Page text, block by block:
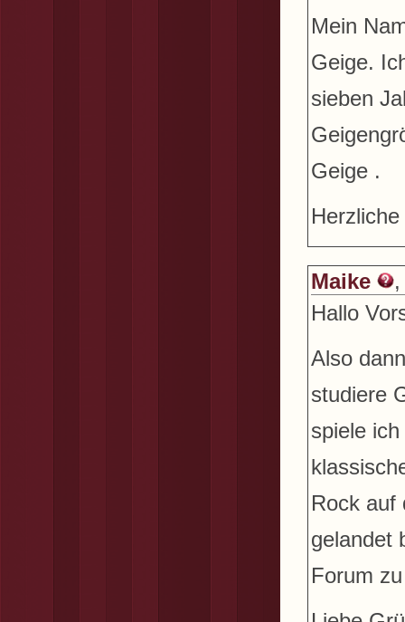
Mein
Geige.
sieben
Geige .
Maike
Hallo
Also
studiere
spiele
Rock auf
gelandet
Forum